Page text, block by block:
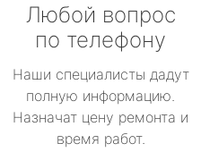
Любой вопрос
по телефону
Наши специалисты дадут
полную информацию.
Назначат цену ремонта и
время работ.